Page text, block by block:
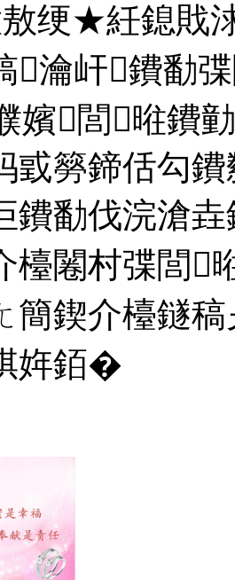
绠★紝鎴戝
瀹屽鐨勫
嬪閭暀鐨
戜簩鍗佸勾
勫伐浣滄垚
檯闂村弽閭
簡鍥介檯鐩
姩銆�